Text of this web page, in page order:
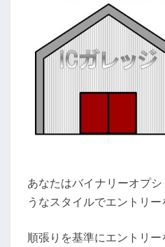
あなたはバイナリーオプ
うなスタイルでエントリ
順張りを基準にエントリー